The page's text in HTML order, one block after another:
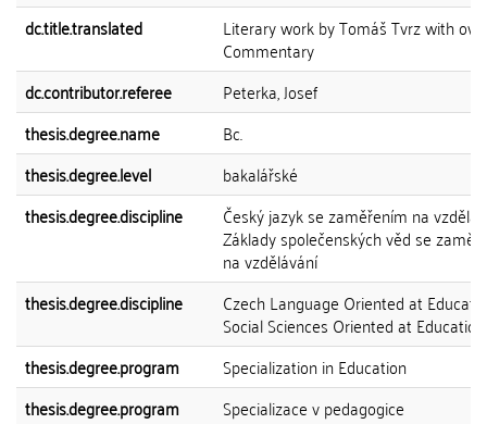
dc.title.translated
Literary work by Tomáš Tvrz with own
Commentary
dc.contributor.referee
Peterka, Josef
thesis.degree.name
Bc.
thesis.degree.level
bakalářské
thesis.degree.discipline
Český jazyk se zaměřením na
Základy společenských věd se
na vzdělávání
thesis.degree.discipline
Czech Language Oriented at
Social Sciences Oriented at Education
thesis.degree.program
Specialization in Education
thesis.degree.program
Specializace v pedagogice